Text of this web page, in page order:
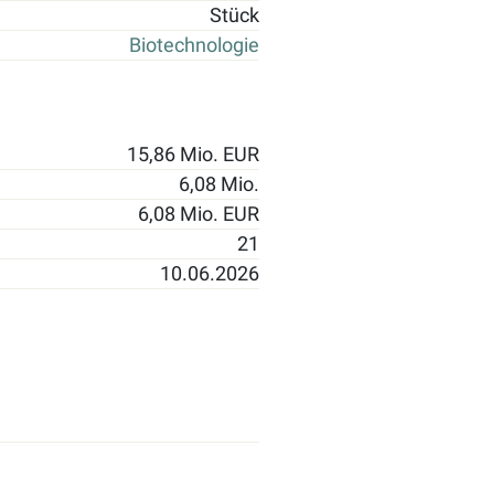
Stück
Biotechnologie
15,86 Mio. EUR
6,08 Mio.
6,08 Mio. EUR
21
10.06.2026